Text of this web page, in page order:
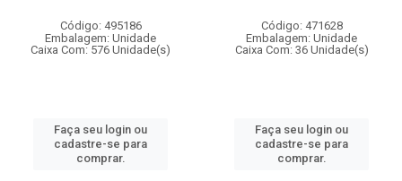
Código: 495186
Embalagem: Unidade
Caixa Com: 576 Unidade(s)
Faça seu login ou
cadastre-se para
comprar.
Código: 471628
Embalagem: Unidade
Caixa Com: 36 Unidade(s)
Faça seu login ou
cadastre-se para
comprar.